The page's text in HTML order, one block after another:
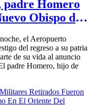
padre Homero
Obispo de
el Aeropuerto
del regreso a su patria
de su vida al anuncio
padre Homero, hijo de